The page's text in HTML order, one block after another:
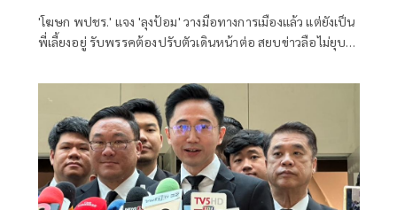
'โฆษก พปชร.' แจง 'ลุงป้อม' วางมือทางการเมืองแล้ว แต่ยังเป็น
พี่เลี้ยงอยู่ รับพรรคต้องปรับตัวเดินหน้าต่อ สยบข่าวลือไม่ยุบ